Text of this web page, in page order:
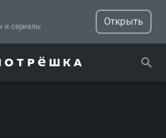
ТВ, фильмы и сериалы
Открыть